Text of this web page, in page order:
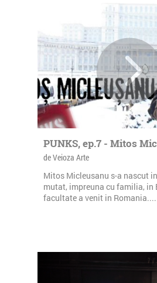
PUNKS, ep.7 - Mitos
de Veioza Arte
Mitos Micleusanu s-a nascut
mutat, impreuna cu familia, in
facultate a venit in Romania....